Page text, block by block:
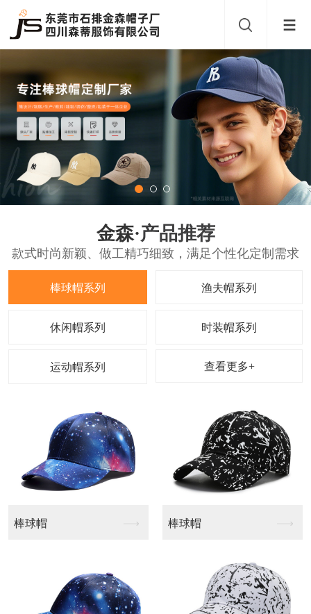
金森·产品推荐
款式时尚新颖、做工精巧细致，满足个性化定制需求
棒球帽系列 渔夫帽系列
休闲帽系列 时装帽系列
运动帽系列 查看更多+
个性渔夫帽